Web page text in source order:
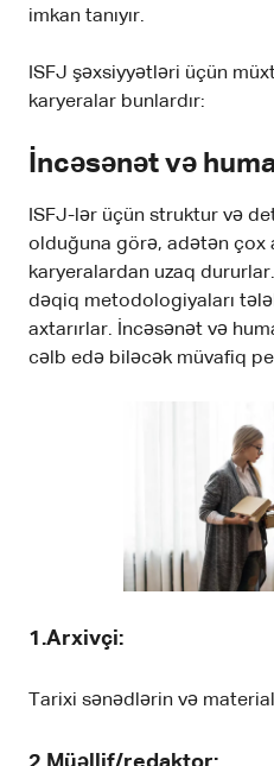
imkan tanıyır.
ISFJ şəxsiyyətləri üçün
karyeralar bunlardır:
İncəsənət və
ISFJ-lər üçün struktur və
olduğuna görə, adətən çox
karyeralardan uzaq
dəqiq metodologiyaları
axtarırlar. İncəsənət və
cəlb edə biləcək müvafiq
1.Arxivçi:
Tarixi sənədlərin və